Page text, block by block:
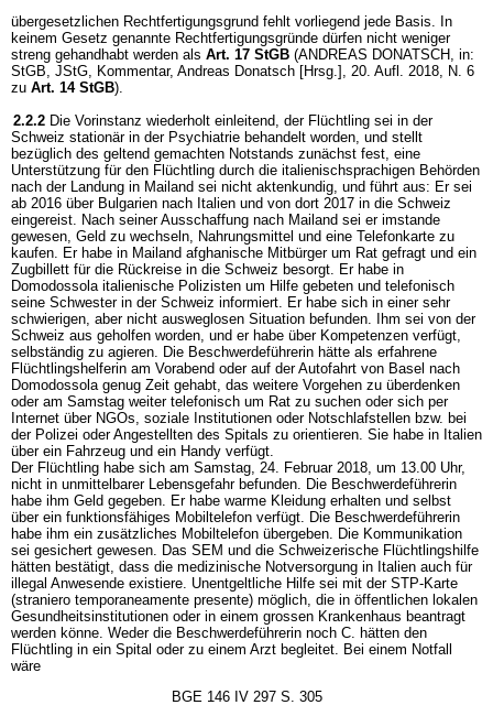
übergesetzlichen Rechtfertigungsgrund fehlt vorliegend jede Basis. In
keinem Gesetz genannte Rechtfertigungsgründe dürfen nicht weniger
streng gehandhabt werden als Art. 17 StGB (ANDREAS DONATSCH, in:
StGB, JStG, Kommentar, Andreas Donatsch [Hrsg.], 20. Aufl. 2018, N. 6
zu Art. 14 StGB).
2.2.2 Die Vorinstanz wiederholt einleitend, der Flüchtling sei in der
Schweiz stationär in der Psychiatrie behandelt worden, und stellt
bezüglich des geltend gemachten Notstands zunächst fest, eine
Unterstützung für den Flüchtling durch die italienischsprachigen Behörden
nach der Landung in Mailand sei nicht aktenkundig, und führt aus: Er sei
ab 2016 über Bulgarien nach Italien und von dort 2017 in die Schweiz
eingereist. Nach seiner Ausschaffung nach Mailand sei er imstande
gewesen, Geld zu wechseln, Nahrungsmittel und eine Telefonkarte zu
kaufen. Er habe in Mailand afghanische Mitbürger um Rat gefragt und ein
Zugbillett für die Rückreise in die Schweiz besorgt. Er habe in
Domodossola italienische Polizisten um Hilfe gebeten und telefonisch
seine Schwester in der Schweiz informiert. Er habe sich in einer sehr
schwierigen, aber nicht ausweglosen Situation befunden. Ihm sei von der
Schweiz aus geholfen worden, und er habe über Kompetenzen verfügt,
selbständig zu agieren. Die Beschwerdeführerin hätte als erfahrene
Flüchtlingshelferin am Vorabend oder auf der Autofahrt von Basel nach
Domodossola genug Zeit gehabt, das weitere Vorgehen zu überdenken
oder am Samstag weiter telefonisch um Rat zu suchen oder sich per
Internet über NGOs, soziale Institutionen oder Notschlafstellen bzw. bei
der Polizei oder Angestellten des Spitals zu orientieren. Sie habe in Italien
über ein Fahrzeug und ein Handy verfügt.
Der Flüchtling habe sich am Samstag, 24. Februar 2018, um 13.00 Uhr,
nicht in unmittelbarer Lebensgefahr befunden. Die Beschwerdeführerin
habe ihm Geld gegeben. Er habe warme Kleidung erhalten und selbst
über ein funktionsfähiges Mobiltelefon verfügt. Die Beschwerdeführerin
habe ihm ein zusätzliches Mobiltelefon übergeben. Die Kommunikation
sei gesichert gewesen. Das SEM und die Schweizerische Flüchtlingshilfe
hätten bestätigt, dass die medizinische Notversorgung in Italien auch für
illegal Anwesende existiere. Unentgeltliche Hilfe sei mit der STP-Karte
(straniero temporaneamente presente) möglich, die in öffentlichen lokalen
Gesundheitsinstitutionen oder in einem grossen Krankenhaus beantragt
werden könne. Weder die Beschwerdeführerin noch C. hätten den
Flüchtling in ein Spital oder zu einem Arzt begleitet. Bei einem Notfall
wäre
BGE 146 IV 297 S. 305